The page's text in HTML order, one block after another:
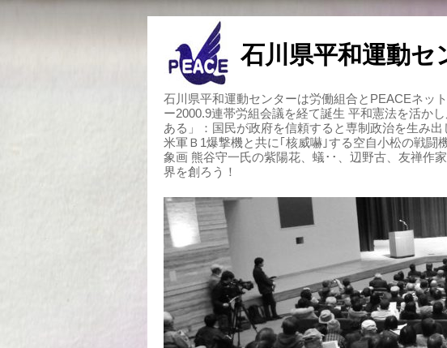
石川県平和運動セ
石川県平和運動センターは労働組合とPEACEネッ
ー2000.9連帯労組会議を経て誕生 平和憲法を活か
ある」：国民が政府を信頼すると専制政治を生み
米軍Ｂ1爆撃機と共に｢核威嚇｣する空自小松の戦
象画 熊谷守一氏の紫陽花、蟻･･、辺野古、友禅作
界を創ろう！